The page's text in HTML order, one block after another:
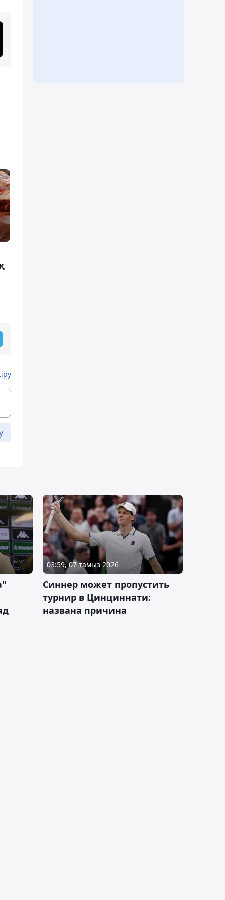
03:59, 07 тамыз 2026
Синнер может пропустить
турнир в Цинциннати:
названа причина